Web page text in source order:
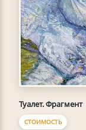
Туалет. Фрагмент
СТОИМОСТЬ